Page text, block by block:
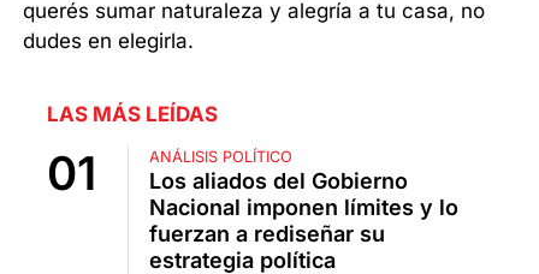
querés sumar naturaleza y alegría a tu casa, no
dudes en elegirla.
LAS MÁS LEÍDAS
ANÁLISIS POLÍTICO
Los aliados del Gobierno
Nacional imponen límites y lo
fuerzan a rediseñar su
estrategia política